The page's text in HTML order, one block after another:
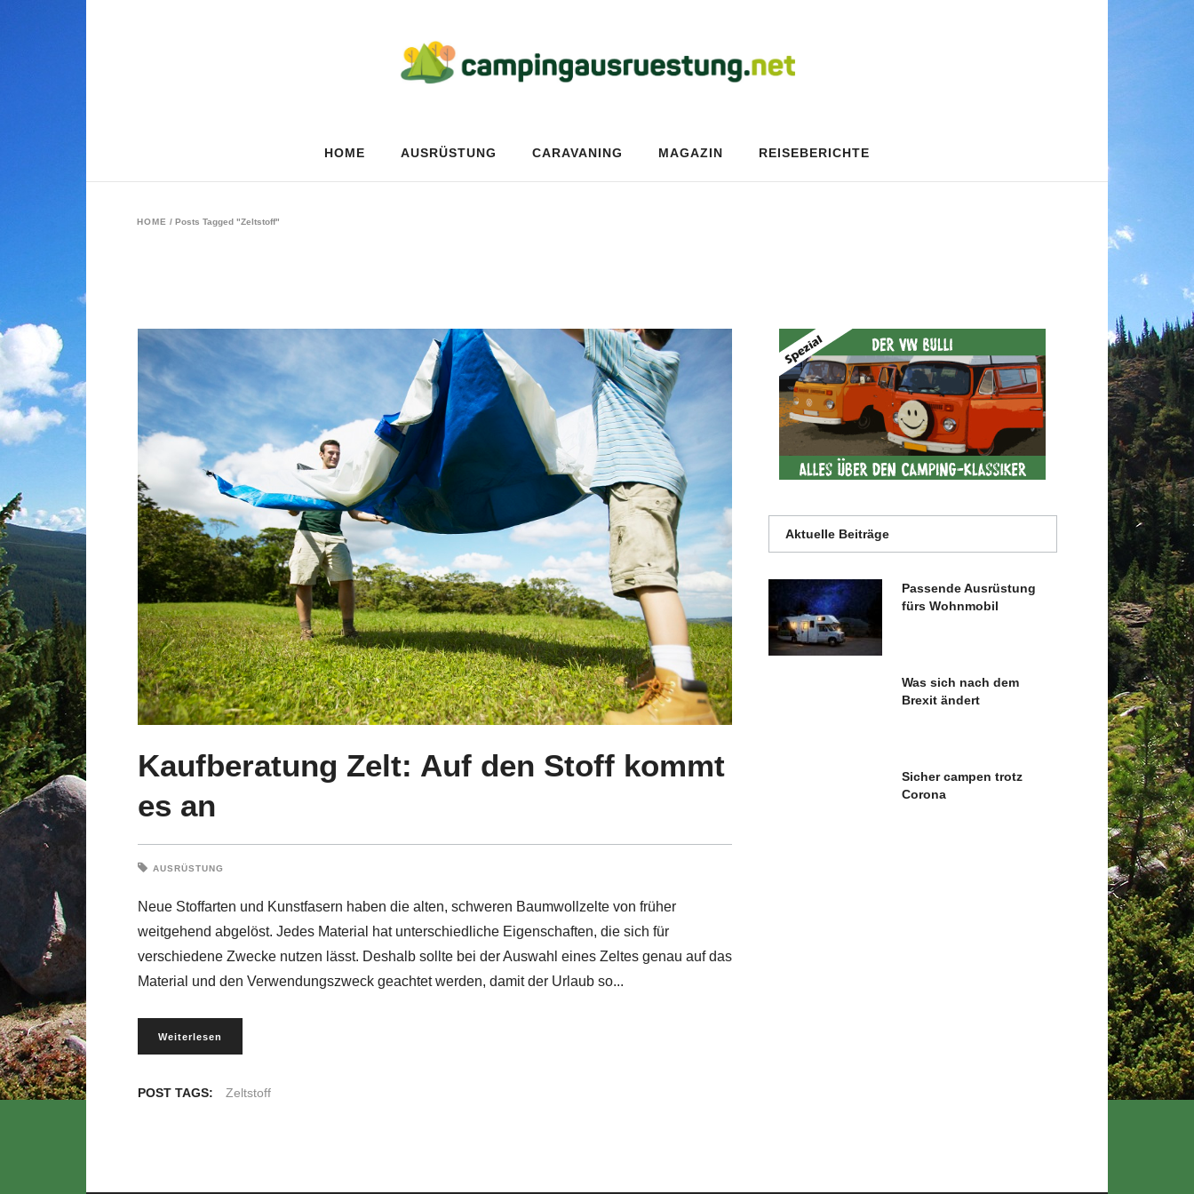
HOME AUSRÜSTUNG CARAVANING MAGAZIN REISEBERICHTE
HOME / Posts Tagged "Zeltstoff"
Kaufberatung Zelt: Auf den Stoff kommt
es an
AUSRÜSTUNG
Neue Stoffarten und Kunstfasern haben die alten, schweren Baumwollzelte von früher
weitgehend abgelöst. Jedes Material hat unterschiedliche Eigenschaften, die sich für
verschiedene Zwecke nutzen lässt. Deshalb sollte bei der Auswahl eines Zeltes genau auf das
Material und den Verwendungszweck geachtet werden, damit der Urlaub so
Weiterlesen
POST TAGS: Zeltstoff
Aktuelle Beiträge
Passende Ausrüstung
fürs Wohnmobil
Was sich nach dem
Brexit ändert
Sicher campen trotz
Corona